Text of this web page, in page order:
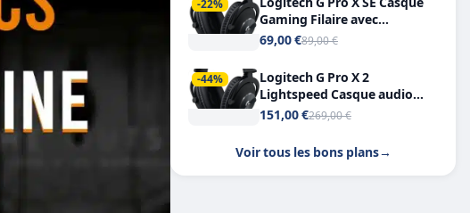
-22%
Gaming Filaire avec
Microphone Micro
7.1
69,00 €89,00 €
-44%
Logitech G Pro X 2
Lightspeed Casque audio
bluetooth
151,00 €269,00 €
Voir tous les bons plans→